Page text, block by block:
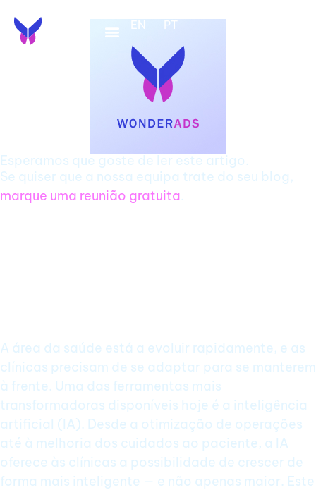
EN PT
Esperamos que goste de ler este artigo.
Se quiser que a nossa equipa trate do seu blog,
marque uma reunião gratuita.
A área da saúde está a evoluir rapidamente, e as
clínicas precisam de se adaptar para se manterem
à frente. Uma das ferramentas mais
transformadoras disponíveis hoje é a inteligência
artificial (IA). Desde a otimização de operações
até à melhoria dos cuidados ao paciente, a IA
oferece às clínicas a possibilidade de crescer de
forma mais inteligente — e não apenas maior. Este